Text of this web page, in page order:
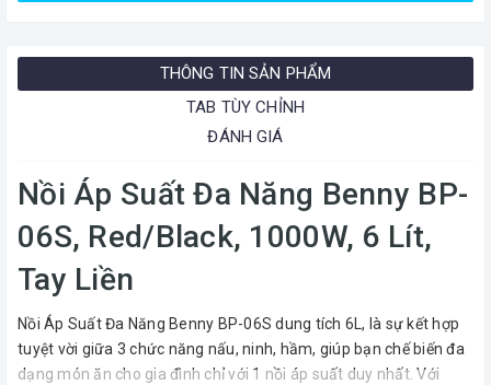
THÔNG TIN SẢN PHẨM
TAB TÙY CHỈNH
ĐÁNH GIÁ
Nồi Áp Suất Đa Năng Benny BP-
06S, Red/Black, 1000W, 6 Lít,
Tay Liền
Nồi Áp Suất Đa Năng Benny BP-06S dung tích 6L, là sự kết hợp
tuyệt vời giữa 3 chức năng nấu, ninh, hầm, giúp bạn chế biến đa
dạng món ăn cho gia đình chỉ với 1 nồi áp suất duy nhất. Với